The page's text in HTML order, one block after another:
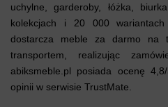
uchylne, garderoby, łóżka,
kolekcjach i 20 000 wariantach
dostarcza meble za darmo na
transportem, realizując
abiksmeble.pl posiada ocenę
opinii w serwisie TrustMate.